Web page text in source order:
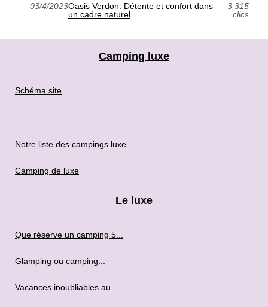
03/4/2023Oasis Verdon: Détente et confort dans
un cadre naturel
3 315
clics
Camping luxe
Schéma site
Notre liste des campings luxe...
Camping de luxe
Le luxe
Que réserve un camping 5...
Glamping ou camping...
Vacances inoubliables au...